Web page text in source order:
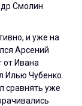
Смолин
и уже на
Арсений
от Ивана
Илью Чубенко.
сравнять уже